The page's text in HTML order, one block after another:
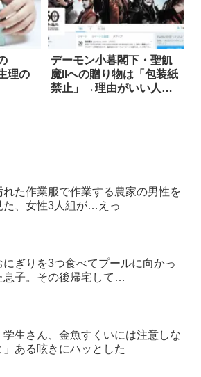
理の
デーモン小暮閣下・聖飢
魔IIへの贈り物は「包装紙
禁止」→理由がいい人す
れた作業服で作業する農家の男性を
た、女性3人組が…えっ
にぎりを3つ食べてプールに向かっ
息子。その後帰宅して…
学生さん、金魚すくいには注意しな
」ある呟きにハッとした